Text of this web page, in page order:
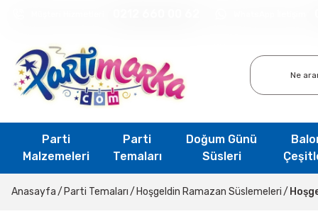
Parti
Malzemeleri
Parti
Temaları
Doğum Günü
Süsleri
Anasayfa Parti Temaları Hoşgeldin Ramazan Süslemeleri